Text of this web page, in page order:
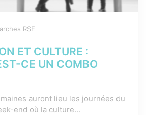
RSE
ET CULTURE :
CE UN COMBO
auront lieu les journées du
end où la culture...